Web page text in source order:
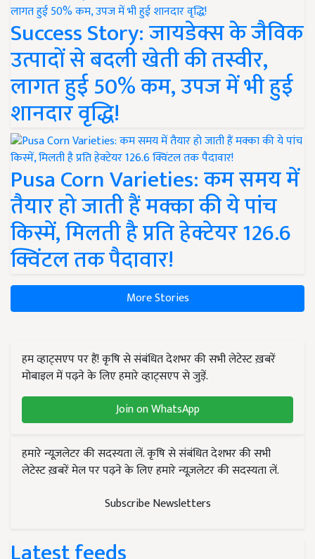
Success Story: जायडेक्स के जैविक
उत्पादों से बदली खेती की तस्वीर,
लागत हुई 50% कम, उपज में भी हुई
शानदार वृद्धि!
Pusa Corn Varieties: कम समय में
तैयार हो जाती हैं मक्का की ये पांच
किस्में, मिलती है प्रति हेक्टेयर 126.6
क्विंटल तक पैदावार!
More Stories
हम व्हाट्सएप पर हैं! कृषि से संबंधित देशभर की सभी लेटेस्ट ख़बरें
मोबाइल में पढ़ने के लिए हमारे व्हाट्सएप से जुड़ें.
Join on WhatsApp
हमारे न्यूज़लेटर की सदस्यता लें. कृषि से संबंधित देशभर की सभी
लेटेस्ट ख़बरें मेल पर पढ़ने के लिए हमारे न्यूज़लेटर की सदस्यता लें.
Subscribe Newsletters